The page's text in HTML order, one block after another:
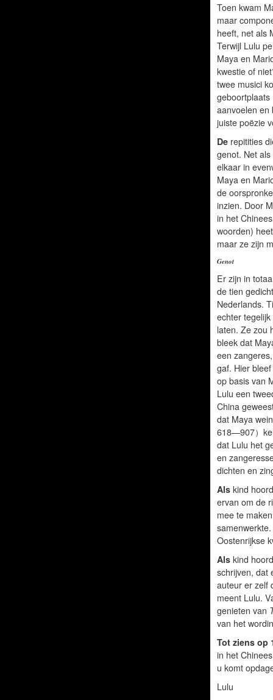
Toen kwam
maar
heeft, net als
Terwijl Lulu
Maya en
kwestie of
twee musici
geboortplaats
aanvoelen en
juiste poëzie
Derepitities
genot. Net
elkaar in
Maya en
de
inzien. Door
in het
woorden)
maar ze zijn
Genot
Er zijn in
de tien
Nederlands.
echter
laten. Ze zou
bleek dat
een
gaf. Hier
op basis van
Lulu een
China
dat Maya
618—907）
dat Lulu het
en
dichten en
Alskind
ervan om de
mee te
Oostenrijkse
Als kind
schrijven, dat
auteur er zelf
meent Lulu.
genieten van
van het
Tot ziens op
in het
u komt
Lulu